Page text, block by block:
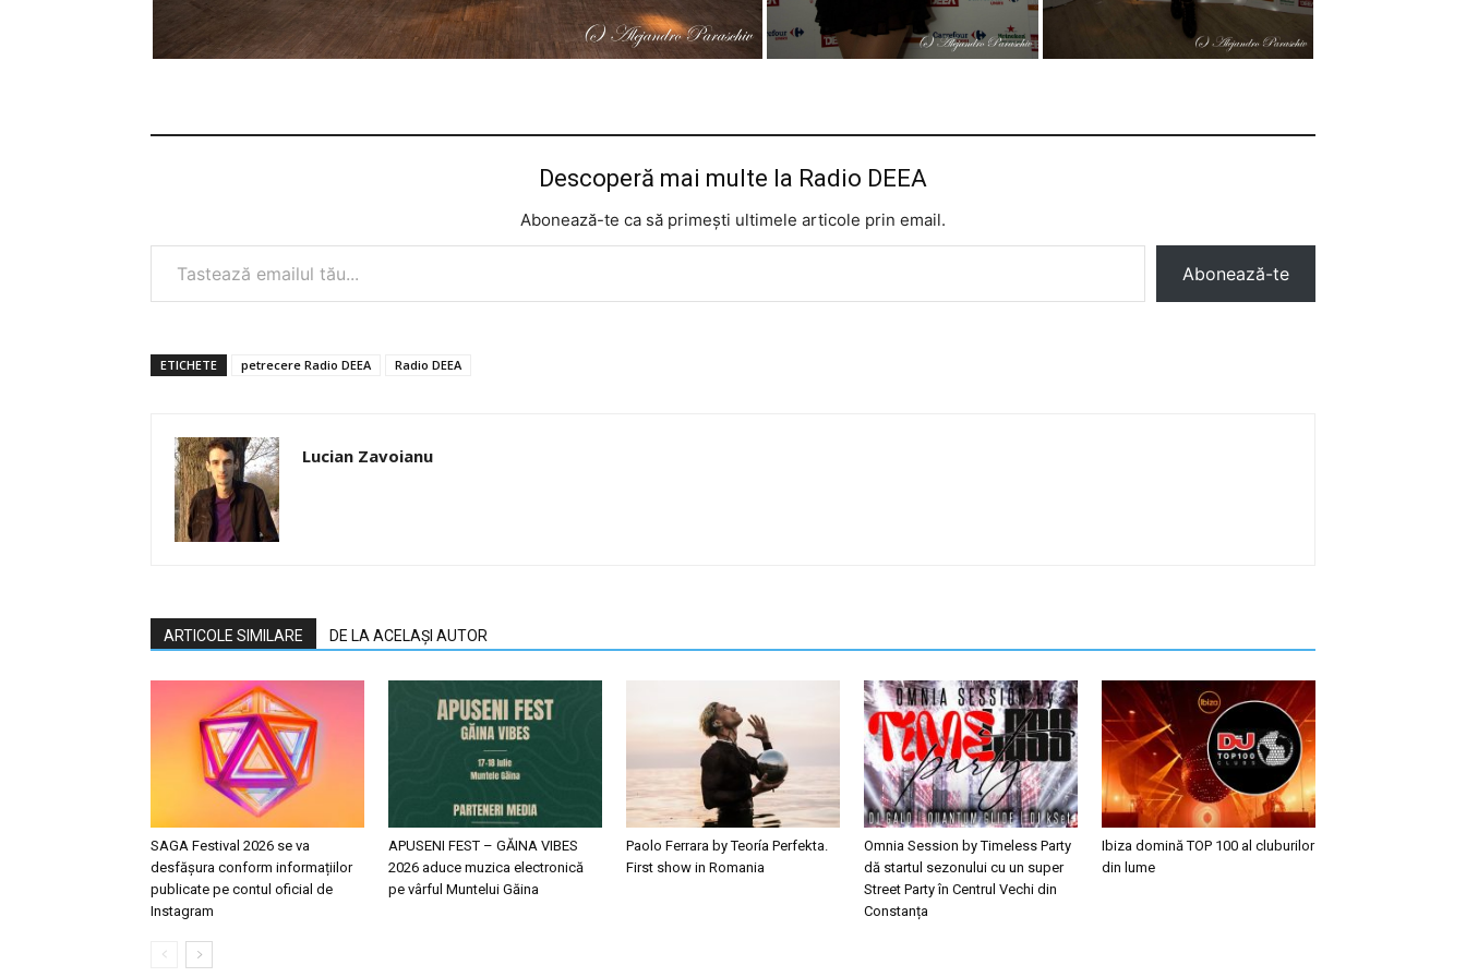
Descoperă mai multe la Radio DEEA
Abonează-te ca să primești ultimele articole prin email.
Tastează emailul tău...
Abonează-te
ETICHETE petrecere Radio DEEA Radio DEEA
Lucian Zavoianu
ARTICOLE SIMILARE DE LA ACELAȘI AUTOR
SAGA Festival 2026 se va
desfășura conform informațiilor
publicate pe contul oficial de
Instagram
APUSENI FEST – GĂINA VIBES
2026 aduce muzica electronică
pe vârful Muntelui Găina
Paolo Ferrara by Teoría Perfekta.
First show in Romania
Omnia Session by Timeless Party
dă startul sezonului cu un super
Street Party în Centrul Vechi din
Constanța
Ibiza domină TOP 100 al cluburilor
din lume